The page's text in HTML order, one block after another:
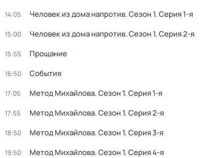
14:05 Человек из дома напротив. Сезон 1. Серия 1-я
15:00 Человек из дома напротив. Сезон 1. Серия 2-я
15:55 Прощание
16:50 События
17:05 Метод Михайлова. Сезон 1. Серия 1-я
17:55 Метод Михайлова. Сезон 1. Серия 2-я
18:50 Метод Михайлова. Сезон 1. Серия 3-я
19:50 Метод Михайлова. Сезон 1. Серия 4-я